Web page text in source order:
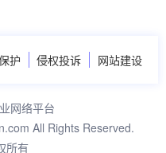
护 侵权投诉 网站建设
网络平台
All Rights Reserved.
所有